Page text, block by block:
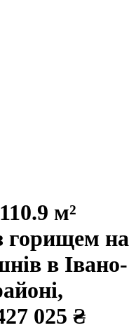
м²
горищем на
в Івано-
025 ₴